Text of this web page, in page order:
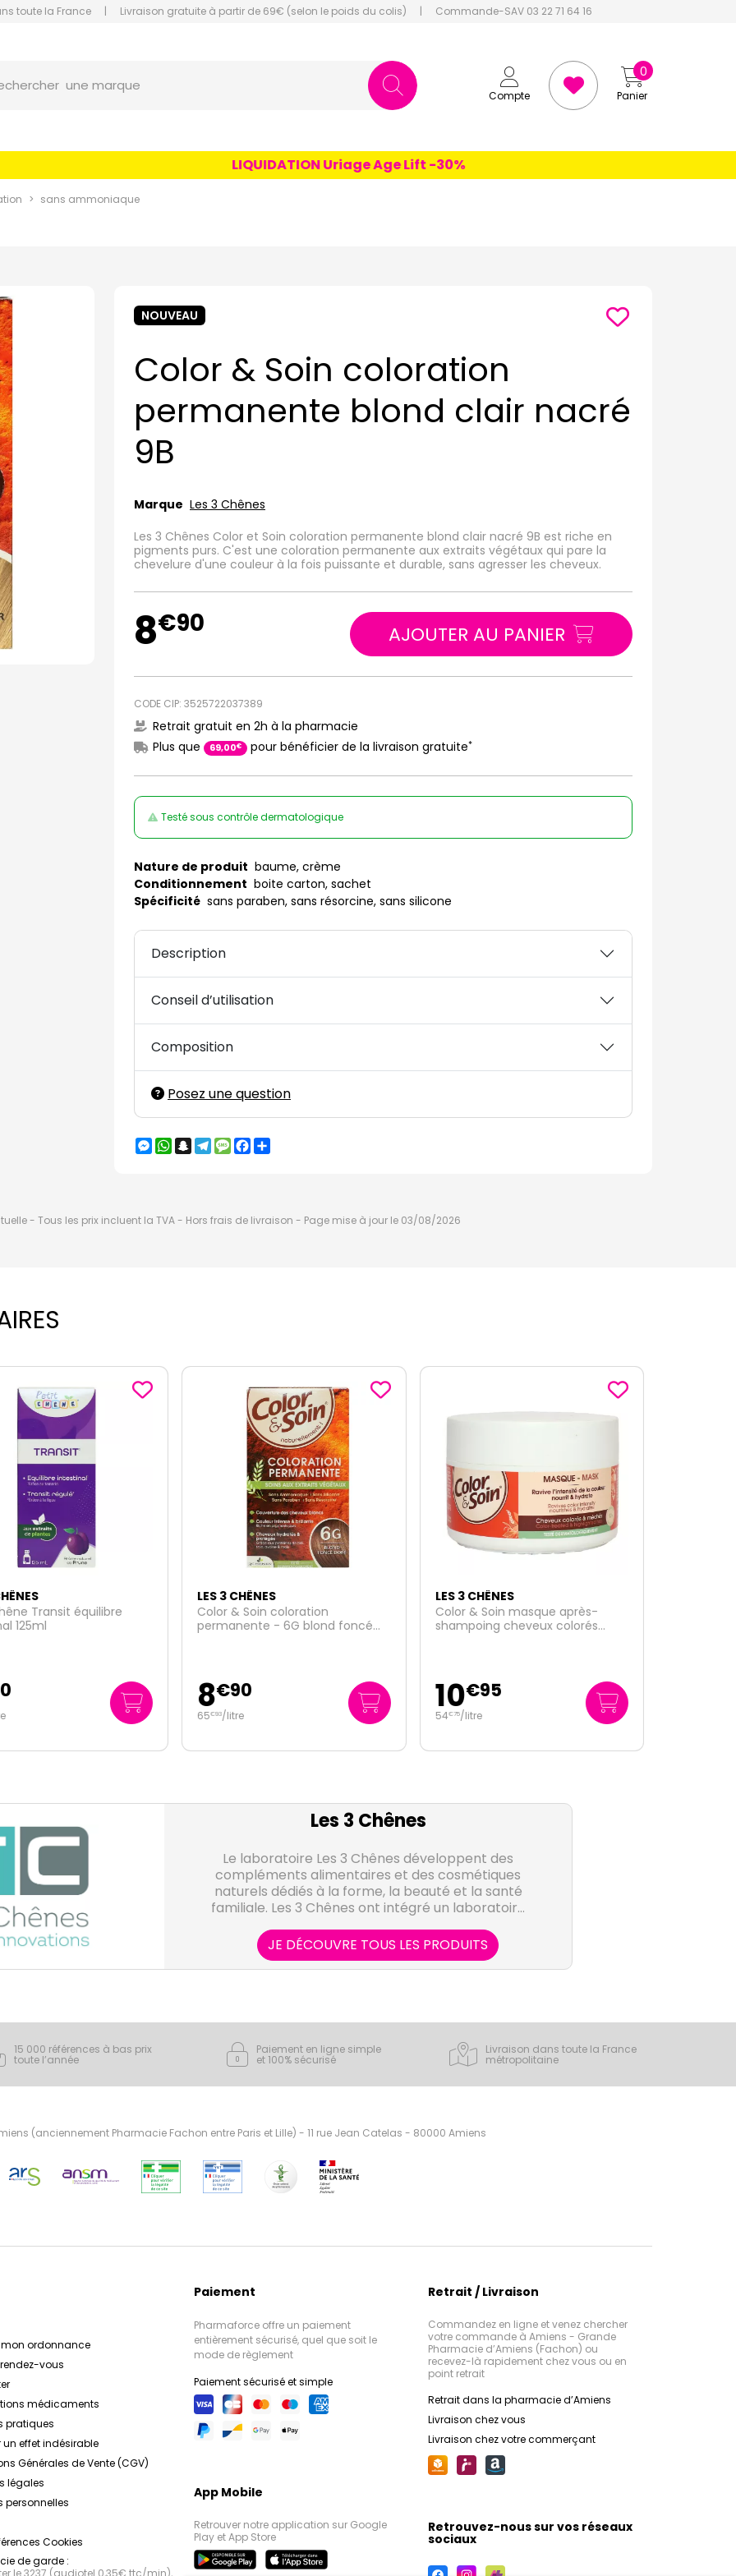
toute la France | Livraison gratuite à partir de 69€ (selon le poids du colis) | Commande-SAV 03 22 71 64 16
Compte Panier
0
LIQUIDATION Uriage Age Lift -30%
sans ammoniaque
NOUVEAU
Color & Soin coloration
permanente blond clair nacré
9B
Marque Les 3 Chênes
Les 3 Chênes Color et Soin coloration permanente blond clair nacré 9B est riche en
pigments purs. C'est une coloration permanente aux extraits végétaux qui pare la
chevelure d'une couleur à la fois puissante et durable, sans agresser les cheveux.
8€90 AJOUTER AU PANIER
CODE CIP: 3525722037389
Retrait gratuit en 2h à la pharmacie
Plus que
69,00€ pour bénéficier de la livraison gratuite*
Testé sous contrôle dermatologique
Nature de produit baume, crème
Conditionnement boite carton, sachet
Spécificité sans paraben, sans résorcine, sans silicone
Description
Conseil d’utilisation
Composition
Posez une question
Messenger
WhatsApp
Snapchat
Telegram
MessageFacebook
- Tous les prix incluent la TVA - Hors frais de livraison - Page mise à jour le 03/08/2026
Soin coloration
- 6G blond foncé
90
LES 3 CHÊNES
Color & Soin masque après-
shampoing cheveux colorés
10€95
54€75/litre
LES 3 CHÊNES
Color & Soin coloration
permanente - 6A Blond foncé
8€90
Les 3 Chênes
Le laboratoire Les 3 Chênes développent des
compléments alimentaires et des cosmétiques
naturels dédiés à la forme, la beauté et la santé
familiale. Les 3 Chênes ont intégré un laboratoire
maitriser l'intégralité de la fabrication à la
distribution des produits présentés.
JE DÉCOUVRE TOUS LES PRODUITS
15 000 références à bas prix
toute l’année
Paiement en ligne simple
et 100% sécurisé
Livraison dans toute la France
métropolitaine
(anciennement Pharmacie Fachon entre Paris et Lille) - 11 rue Jean Catelas - 80000 Amiens
mon ordonnance
vous
médicaments
pratiques
un effet indésirable
Générales de Vente (CGV)
légales
personnelles
Cookies
de garde :
le 3237 (audiotel 0,35€ ttc/min),
Paiement
Pharmaforce offre un paiement
entièrement sécurisé, quel que soit le
mode de règlement
Paiement sécurisé et simple
App Mobile
Retrouver notre application sur Google
Play et App Store
Retrait / Livraison
Commandez en ligne et venez chercher
votre commande à Amiens - Grande
Pharmacie d’Amiens (Fachon) ou
recevez-là rapidement chez vous ou en
point retrait
Retrait dans la pharmacie d’Amiens
Livraison chez vous
Livraison chez votre commerçant
Retrouvez-nous sur vos réseaux
sociaux